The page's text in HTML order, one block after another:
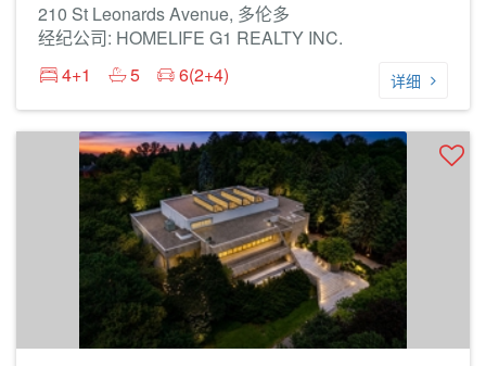
210 St Leonards Avenue, 多伦多
经纪公司: HOMELIFE G1 REALTY INC.
4+1
5 6(2+4) 详细